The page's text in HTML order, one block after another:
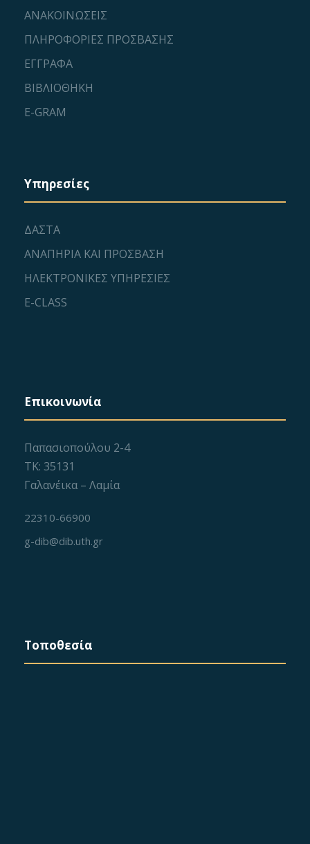
ΑΝΑΚΟΙΝΩΣΕΙΣ
ΠΛΗΡΟΦΟΡΙΕΣ ΠΡΟΣΒΑΣΗΣ
ΕΓΓΡΑΦΑ
ΒΙΒΛΙΟΘΗΚΗ
E-GRAM
Υπηρεσίες
ΔΑΣΤΑ
ΑΝΑΠΗΡΙΑ ΚΑΙ ΠΡΟΣΒΑΣΗ
ΗΛΕΚΤΡΟΝΙΚΕΣ ΥΠΗΡΕΣΙΕΣ
E-CLASS
Επικοινωνία
Παπασιοπούλου 2-4
ΤΚ: 35131
Γαλανέικα – Λαμία
22310-66900
g-dib@dib.uth.gr
Τοποθεσία